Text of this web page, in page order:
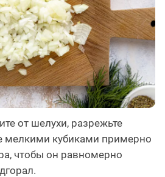
от шелухи, разрежьте
мелкими кубиками примерно
чтобы он равномерно